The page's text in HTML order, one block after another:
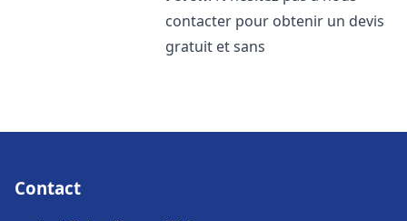
contacter pour obtenir un devis
gratuit et sans
Contact